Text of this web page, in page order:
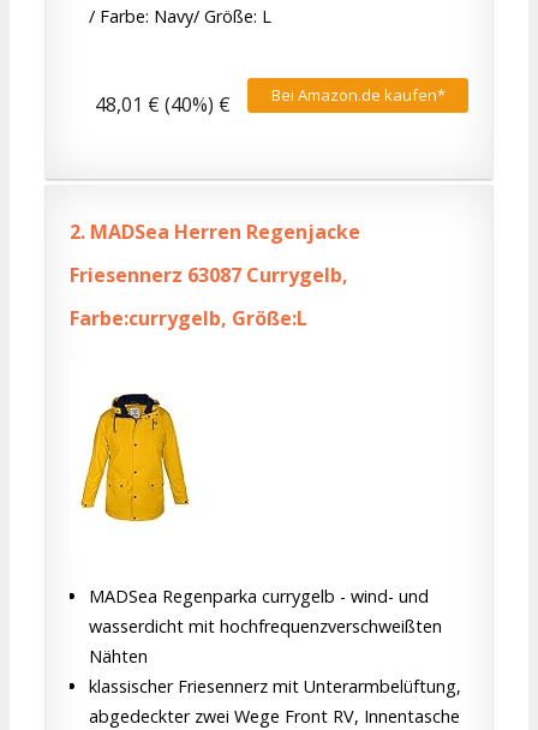
/ Farbe: Navy/ Größe: L
Bei Amazon.de kaufen*
48,01 € (40%) €
2. MADSea Herren Regenjacke
Friesennerz 63087 Currygelb,
Farbe:currygelb, Größe:L
MADSea Regenparka currygelb - wind- und
wasserdicht mit hochfrequenzverschweißten
Nähten
klassischer Friesennerz mit Unterarmbelüftung,
abgedeckter zwei Wege Front RV, Innentasche